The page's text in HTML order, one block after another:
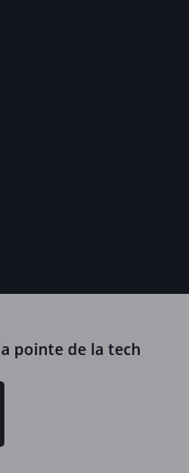
pointe de la tech